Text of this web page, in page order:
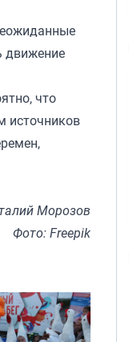
движение
что
источников
Морозов
Фото: Freepik